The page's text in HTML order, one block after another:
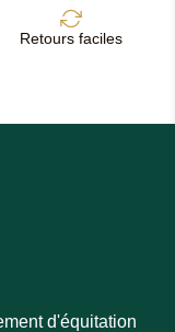
Retours faciles
d'équitation